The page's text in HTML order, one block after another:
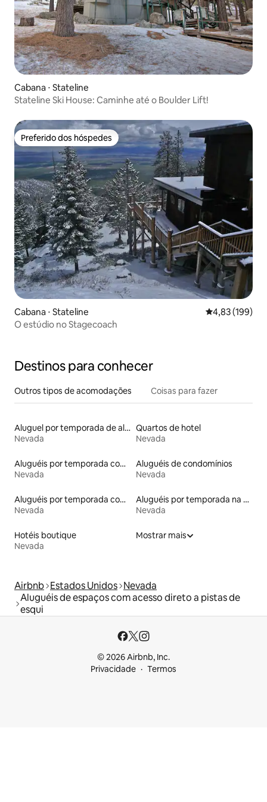
Cabana ⋅ Stateline
Stateline Ski House: Caminhe até o Boulder Lift!
Preferido dos hóspedes
Preferido dos hóspedes
Cabana ⋅ Stateline 4,83 de uma
4,83 (199)
O estúdio no Stagecoach
Destinos para conhecer
Outros tipos de acomodações Coisas para fazer
Aluguel por temporada de alojamentos ecológicos
Nevada
Quartos de hotel
Nevada
Aluguéis por temporada com acesso à praia
Nevada
Aluguéis de condomínios
Nevada
Aluguéis por temporada com suítes privativas
Nevada
Aluguéis por temporada na orla
Nevada
Hotéis boutique
Nevada
Mostrar mais
Airbnb Estados Unidos Nevada
Aluguéis de espaços com acesso direto a pistas de
esqui
© 2026 Airbnb, Inc.
Privacidade
Termos